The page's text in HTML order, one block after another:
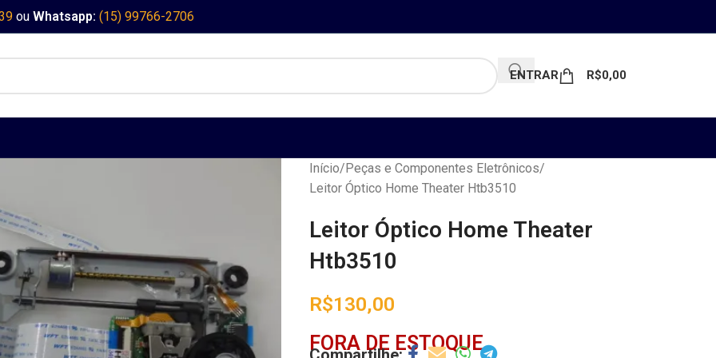
ou Whatsapp: (15) 99766-2706
ENTRAR R$0,00
Início Peças e Componentes Eletrônicos
Leitor Óptico Home Theater Htb3510
Leitor Óptico Home Theater
Htb3510
R$130,00
FORA DE ESTOQUE